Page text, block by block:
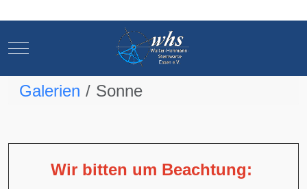
Mobile Menu Toggle
Galerien Sonne
Wir bitten um Beachtung: